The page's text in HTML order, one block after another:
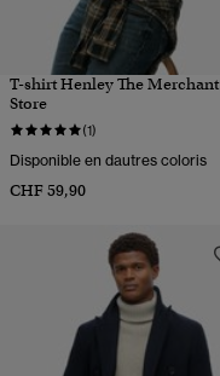
T-shirt Henley The Merchant
Store
(1)
Disponible en dautres coloris
CHF 59,90